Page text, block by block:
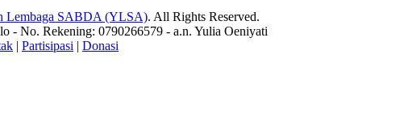
Lembaga SABDA (YLSA). All Rights Reserved.
- No. Rekening: 0790266579 - a.n. Yulia Oeniyati
| Partisipasi | Donasi